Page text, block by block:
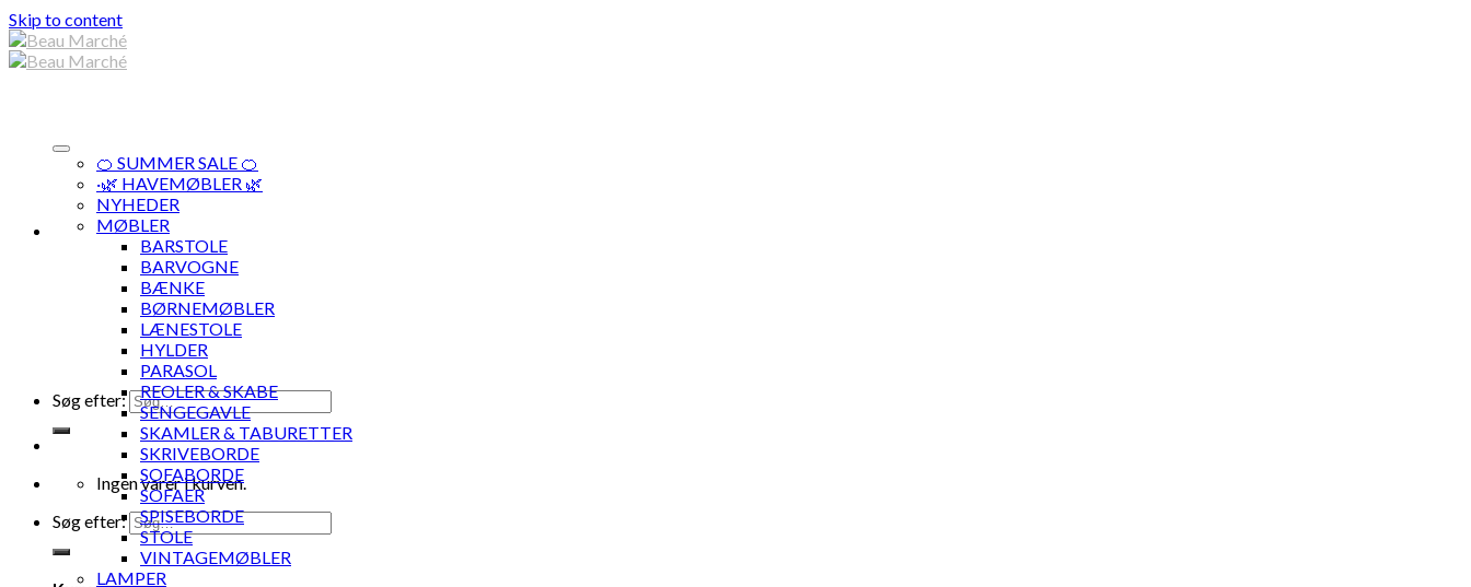
Skip to content
Søg efter:
Ingen varer i kurven.
Søg efter:
🍊 SUMMER SALE 🍊
·🌿 HAVEMØBLER 🌿
NYHEDER
MØBLER
BARSTOLE
BARVOGNE
BÆNKE
BØRNEMØBLER
LÆNESTOLE
HYLDER
PARASOL
REOLER & SKABE
SENGEGAVLE
SKAMLER & TABURETTER
SKRIVEBORDE
SOFABORDE
SOFAER
SPISEBORDE
STOLE
VINTAGEMØBLER
LAMPER